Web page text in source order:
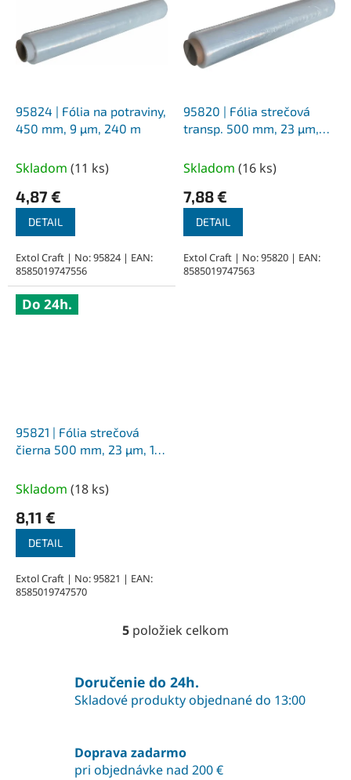
95824 | Fólia na potraviny,
450 mm, 9 µm, 240 m
Skladom (11 ks)
4,87 €
DETAIL
Extol Craft | No: 95824 | EAN:
8585019747556
95820 | Fólia strečová
transp. 500 mm, 23 µm,
Skladom (16 ks)
7,88 €
DETAIL
Extol Craft | No: 95820 | EAN:
8585019747563
Do 24h.
95821 | Fólia strečová
čierna 500 mm, 23 µm, 1,6
Skladom (18 ks)
8,11 €
DETAIL
Extol Craft | No: 95821 | EAN:
8585019747570
O
á
d
a
e
p
5 položiek celkom
Doručenie do 24h.
Skladové produkty objednané do 13:00
Doprava zadarmo
pri objednávke nad 200 €